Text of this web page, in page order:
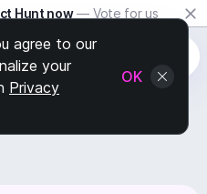
Hunt now — Vote for us
agree to our
your
Privacy
OK